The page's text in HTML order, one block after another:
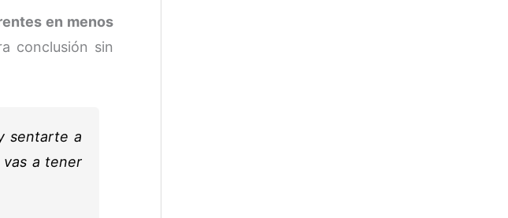
en menos
conclusión sin
sentarte a
vas a tener